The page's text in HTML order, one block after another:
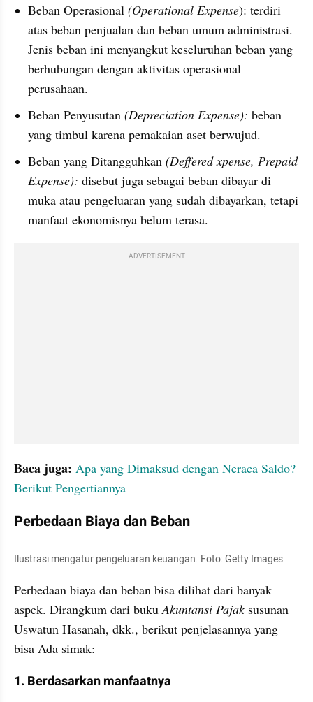
Beban Operasional (Operational Expense): terdiri
atas beban penjualan dan beban umum administrasi.
Jenis beban ini menyangkut keseluruhan beban yang
berhubungan dengan aktivitas operasional
perusahaan.
Beban Penyusutan (Depreciation Expense): beban
yang timbul karena pemakaian aset berwujud.
Beban yang Ditangguhkan (Deffered xpense, Prepaid
Expense): disebut juga sebagai beban dibayar di
muka atau pengeluaran yang sudah dibayarkan, tetapi
manfaat ekonomisnya belum terasa.
ADVERTISEMENT
Baca juga: Apa yang Dimaksud dengan Neraca Saldo?
Berikut Pengertiannya
Perbedaan Biaya dan Beban
Ilustrasi mengatur pengeluaran keuangan. Foto: Getty Images
Perbedaan biaya dan beban bisa dilihat dari banyak
aspek. Dirangkum dari buku Akuntansi Pajak susunan
Uswatun Hasanah, dkk., berikut penjelasannya yang
bisa Ada simak:
1. Berdasarkan manfaatnya